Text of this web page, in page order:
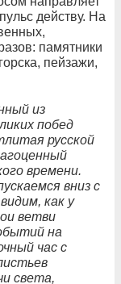
действу. На
памятники
пейзажи,
из
побед
русской
времени.
вниз с
как у
ветви
на
час с
света,